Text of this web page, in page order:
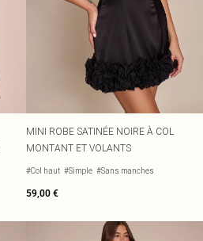
MINI ROBE SATINÉE NOIRE À COL
MONTANT ET VOLANTS
#Col haut #Simple #Sans manches
59,00 €